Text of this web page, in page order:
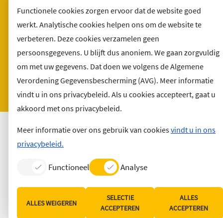
Functionele cookies zorgen ervoor dat de website goed
werkt. Analytische cookies helpen ons om de website te
verbeteren. Deze cookies verzamelen geen
persoonsgegevens. U blijft dus anoniem. We gaan zorgvuldig
om met uw gegevens. Dat doen we volgens de Algemene
Verordening Gegevensbescherming (AVG). Meer informatie
vindt u in ons privacybeleid. Als u cookies accepteert, gaat u
akkoord met ons privacybeleid.
Meer informatie over ons gebruik van cookiesvindt u in ons
privacybeleid.
Functioneel Analyse
ALLES WEIGEREN
SELECTIE
ACCEPTEREN
ALLES
ACCEPTEREN
Over deze website
Klacht indienen
Archief
Vacatures